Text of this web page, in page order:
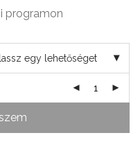
programon
egy lehetőséget